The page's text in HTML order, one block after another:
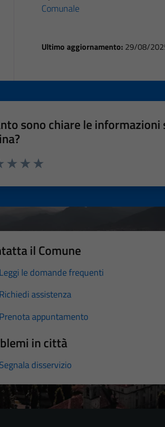
Comunale
Ultimo aggiornamento: 29/08/
sono chiare le informazioni
il Comune
Leggi le domande frequenti
Richiedi assistenza
Prenota appuntamento
in città
Segnala disservizio